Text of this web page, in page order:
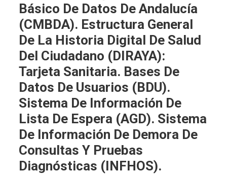
Básico De Datos De Andalucía
(CMBDA). Estructura General
De La Historia Digital De Salud
Del Ciudadano (DIRAYA):
Tarjeta Sanitaria. Bases De
Datos De Usuarios (BDU).
Sistema De Información De
Lista De Espera (AGD). Sistema
De Información De Demora De
Consultas Y Pruebas
Diagnósticas (INFHOS).